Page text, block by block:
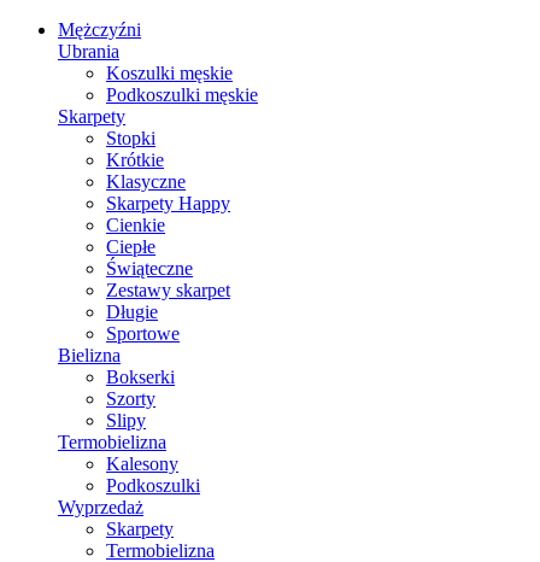
Mężczyźni
Ubrania
Koszulki męskie
Podkoszulki męskie
Skarpety
Stopki
Krótkie
Klasyczne
Skarpety Happy
Cienkie
Ciepłe
Świąteczne
Zestawy skarpet
Długie
Sportowe
Bielizna
Bokserki
Szorty
Slipy
Termobielizna
Kalesony
Podkoszulki
Wyprzedaż
Skarpety
Termobielizna